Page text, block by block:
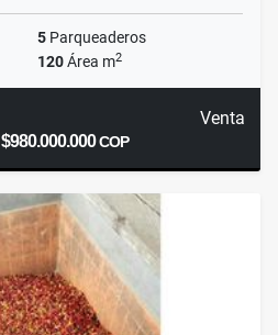
5 Parqueaderos
120Área m2
Venta
$980.000.000COP